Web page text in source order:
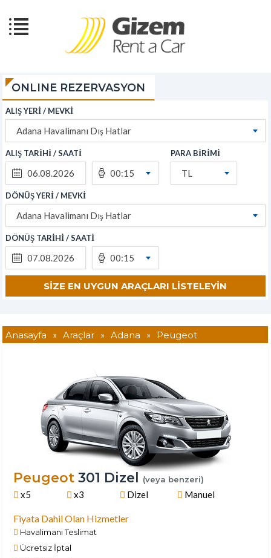
ONLINE REZERVASYON
ALIŞ YERİ / MEVKİ
Adana Havalimanı Dış Hatlar
ALIŞ TARİHİ / SAATİ
00:15
PARA BİRİMİ
TL
DÖNÜŞ YERİ / MEVKİ
Adana Havalimanı Dış Hatlar
DÖNÜŞ TARİHİ / SAATİ
00:15
Anasayfa » Araçlar » Adana » Peugeot
Peugeot 301 Dizel (veya benzeri)
x5 x3 Dizel Manuel
Fiyata Dahil Olan Hizmetler
Havalimanı Teslimat
Ücretsiz İptal